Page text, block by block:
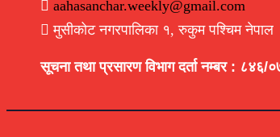
aahasanchar.weekly@gmail.com
मुसीकोट नगरपालिका १, रुकुम पश्चिम नेपाल
सूचना तथा प्रसारण विभाग दर्ता नम्बर : ८४६/